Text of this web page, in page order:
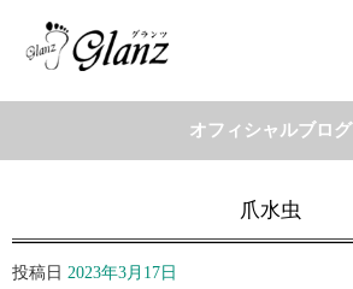
オフィシャルブログ
爪水虫
投稿日 2023年3月17日